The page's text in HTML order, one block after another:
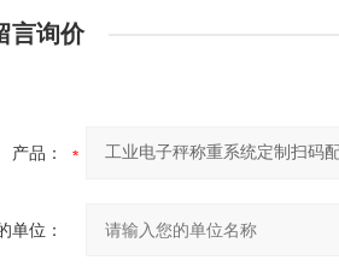
言询价
产品：
单位：